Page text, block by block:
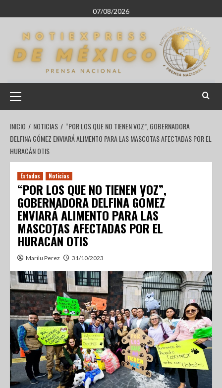
07/08/2026
INICIO NOTICIAS
“POR LOS QUE NO TIENEN VOZ”, GOBERNADORA
DELFINA GÓMEZ ENVIARÁ ALIMENTO PARA LAS MASCOTAS AFECTADAS POR EL
HURACÁN OTIS
Estados Noticias
“POR LOS QUE NO TIENEN VOZ”,
GOBERNADORA DELFINA GÓMEZ
ENVIARÁ ALIMENTO PARA LAS
MASCOTAS AFECTADAS POR EL
HURACÁN OTIS
Marilu Perez 31/10/2023